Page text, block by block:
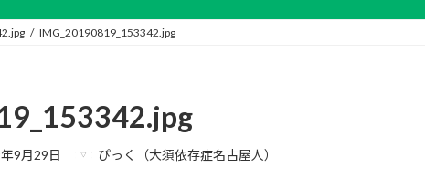
IMG_20190819_153342.jpg
9月29日 ぴっく（大須依存症名古屋人）